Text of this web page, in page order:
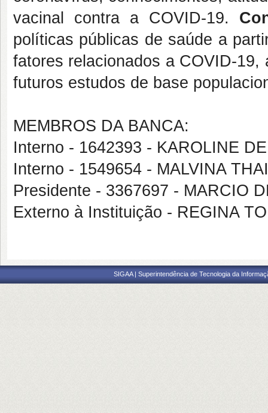
vacinal contra a COVID-19.
políticas públicas de saúde a
fatores relacionados a COVID-
futuros estudos de base
MEMBROS DA BANCA:
Interno - 1642393 - KAROLINE
Interno - 1549654 - MALVINA
Presidente - 3367697 - MARCIO
Externo à Instituição - REGINA
SIGAA | Superintendência de Tecnologia da